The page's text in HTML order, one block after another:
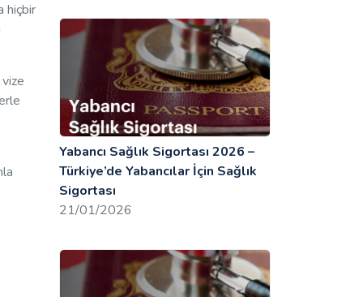
hiçbir
Yabancı Sağlık Sigortası 2026 –
Türkiye’de Yabancılar İçin Sağlık
Sigortası
21/01/2026